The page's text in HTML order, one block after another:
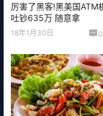
厉害了黑客!黑美国ATM
吐钞635万 随意拿
18年1月30日 0